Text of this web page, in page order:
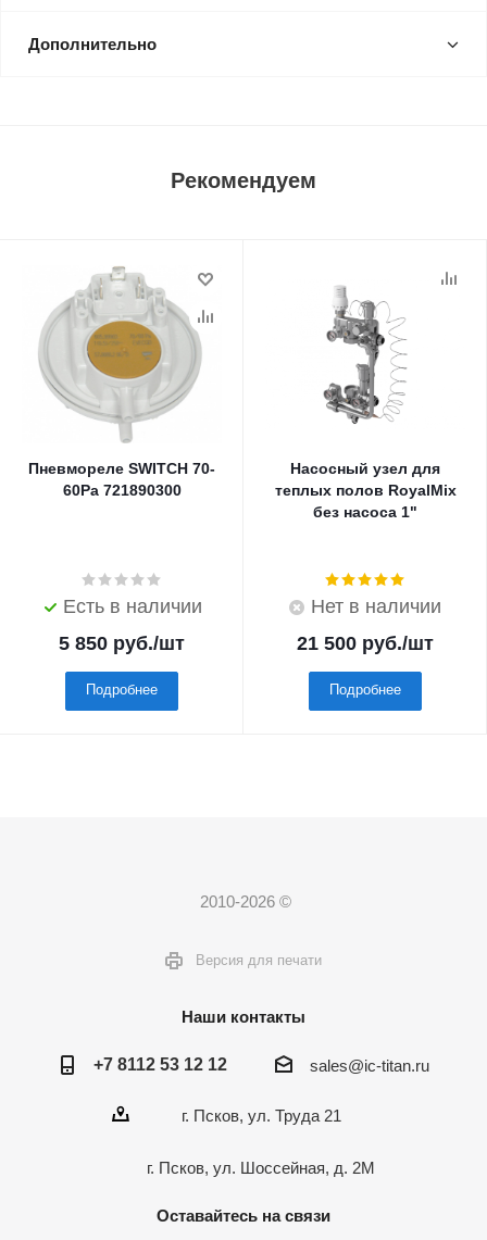
Дополнительно
Рекомендуем
Пневмореле SWITCH 70-
60Pa 721890300
Есть в наличии
5 850 руб./шт
Подробнее
Насосный узел для
теплых полов RoyalMix
без насоса 1"
Нет в наличии
21 500 руб./шт
Подробнее
2010-2026 ©
Версия для печати
Наши контакты
+7 8112 53 12 12 sales@ic-titan.ru
г. Псков, ул. Труда 21
г. Псков, ул. Шоссейная, д. 2М
Оставайтесь на связи